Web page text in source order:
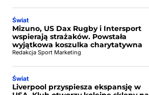
Świat
Mizuno, US Dax Rugby i Intersport
wspierają strażaków. Powstała
wyjątkowa koszulka charytatywna
Redakcja Sport Marketing
Świat
Liverpool przyspiesza ekspansję w